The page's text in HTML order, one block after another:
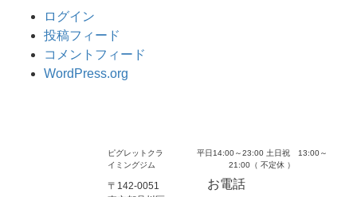
ログイン
投稿フィード
コメントフィード
WordPress.org
ピグレットクラ
イミングジム
〒142-0051
平日14:00～23:00 土日祝 13:00～
21:00（ 不定休 ）
お電話